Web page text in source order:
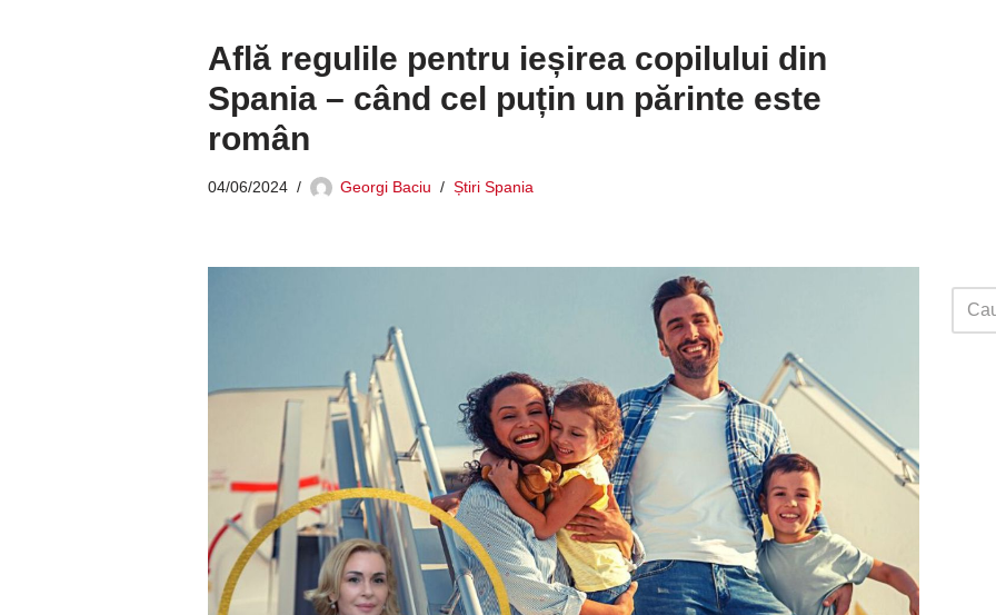
Află regulile pentru ieșirea copilului din
Spania – când cel puțin un părinte este
român
04/06/2024 Georgi Baciu Știri Spania